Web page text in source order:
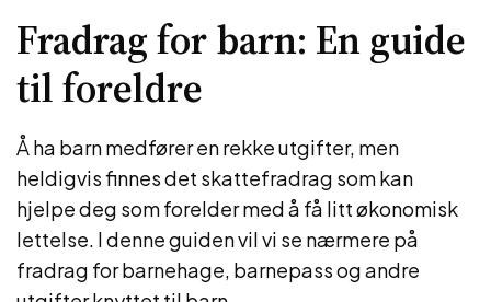
Fradrag for barn: En guide
til foreldre
Å ha barn medfører en rekke utgifter, men
heldigvis finnes det skattefradrag som kan
hjelpe deg som forelder med å få litt økonomisk
lettelse. I denne guiden vil vi se nærmere på
fradrag for barnehage, barnepass og andre